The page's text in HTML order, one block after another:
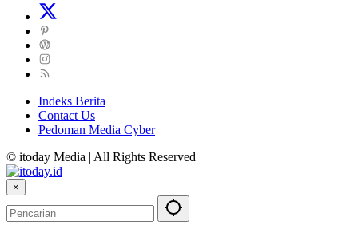
Indeks Berita
Contact Us
Pedoman Media Cyber
© itoday Media | All Rights Reserved
×